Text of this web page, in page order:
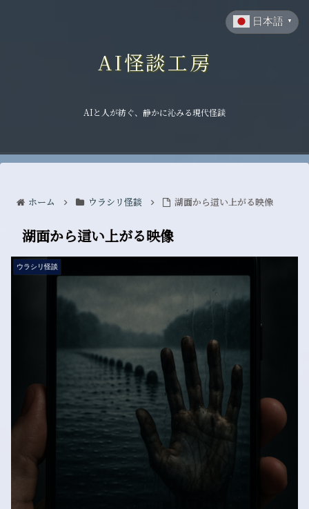
AI怪談工房
AIと人が紡ぐ、静かに沁みる現代怪談
ホーム ウラシリ怪談 湖面から這い上がる映像
湖面から這い上がる映像
ウラシリ怪談
日本語 ▼